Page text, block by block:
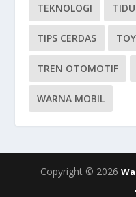
TEKNOLOGI
TIPS CERDAS
TREN OTOMOTIF
WARNA MOBIL
Copyright © 2026